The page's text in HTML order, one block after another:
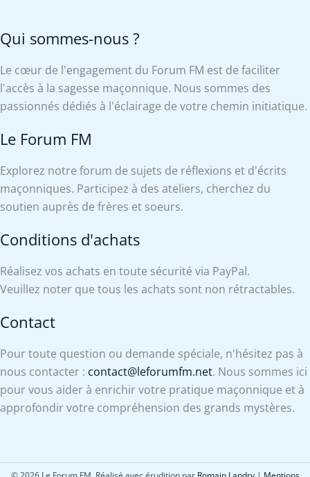
Qui sommes-nous ?
Le cœur de l'engagement du Forum FM est de faciliter
l'accès à la sagesse maçonnique. Nous sommes des
passionnés dédiés à l'éclairage de votre chemin initiatique.
Le Forum FM
Explorez notre forum de sujets de réflexions et d'écrits
maçonniques. Participez à des ateliers, cherchez du
soutien auprès de frères et soeurs.
Conditions d'achats
Réalisez vos achats en toute sécurité via PayPal.
Veuillez noter que tous les achats sont non rétractables.
Contact
Pour toute question ou demande spéciale, n'hésitez pas à
nous contacter : contact@leforumfm.net. Nous sommes ici
pour vous aider à enrichir votre pratique maçonnique et à
approfondir votre compréhension des grands mystères.